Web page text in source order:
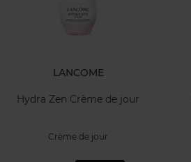
LANCOME
Hydra Zen Crème de jour
Crème de jour